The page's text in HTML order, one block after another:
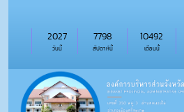
วันนี้
2027
สัปดาห์นี้
7798
เดือนนี้
10492